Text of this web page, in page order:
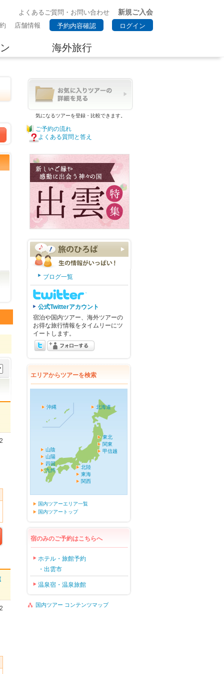
よくあるご質問・お問い合わせ 新規ご入会
店舗情報 予約内容確認 ログイン
海外旅行
気になるツアーを登録・比較できます。
ご予約の流れ
よくある質問と答え
ブログ一覧
公式Twitterアカウント
宿泊や国内ツアー、海外ツアーの
お得な旅行情報をタイムリーにツ
イートします。
エリアからツアーを検索
北海道
東北
関東
甲信越
北陸
東海
関西
山陰
山陽
四国
九州
沖縄
国内ツアーエリア一覧
国内ツアートップ
宿のみのご予約はこちらへ
ホテル・旅館予約
・出雲市
温泉宿・温泉旅館
国内ツアー コンテンツマップ